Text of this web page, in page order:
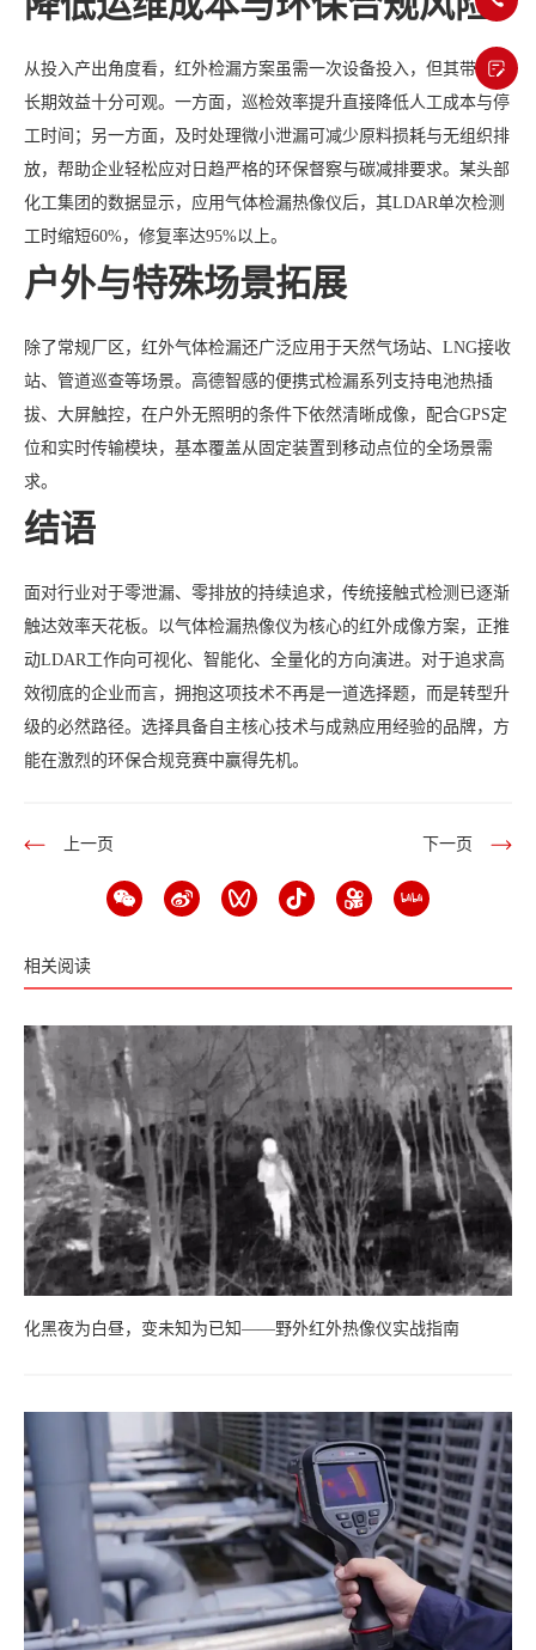
从投入产出角度看，红外检漏方案虽需一次设备投入，但其带来的
长期效益十分可观。一方面，巡检效率提升直接降低人工成本与停
工时间；另一方面，及时处理微小泄漏可减少原料损耗与无组织排
放，帮助企业轻松应对日趋严格的环保督察与碳减排要求。某头部
化工集团的数据显示，应用气体检漏热像仪后，其LDAR单次检测
工时缩短60%，修复率达95%以上。
户外与特殊场景拓展
除了常规厂区，红外气体检漏还广泛应用于天然气场站、LNG接收
站、管道巡查等场景。高德智感的便携式检漏系列支持电池热插
拔、大屏触控，在户外无照明的条件下依然清晰成像，配合GPS定
位和实时传输模块，基本覆盖从固定装置到移动点位的全场景需
求。
结语
面对行业对于零泄漏、零排放的持续追求，传统接触式检测已逐渐
触达效率天花板。以气体检漏热像仪为核心的红外成像方案，正推
动LDAR工作向可视化、智能化、全量化的方向演进。对于追求高
效彻底的企业而言，拥抱这项技术不再是一道选择题，而是转型升
级的必然路径。选择具备自主核心技术与成熟应用经验的品牌，方
能在激烈的环保合规竞赛中赢得先机。
上一页 下一页
相关阅读
化黑夜为白昼，变未知为已知——野外红外热像仪实战指南